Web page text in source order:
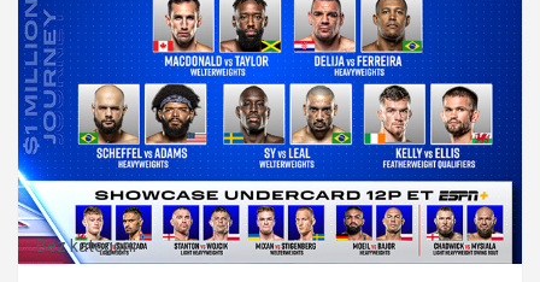
Bez kategorii